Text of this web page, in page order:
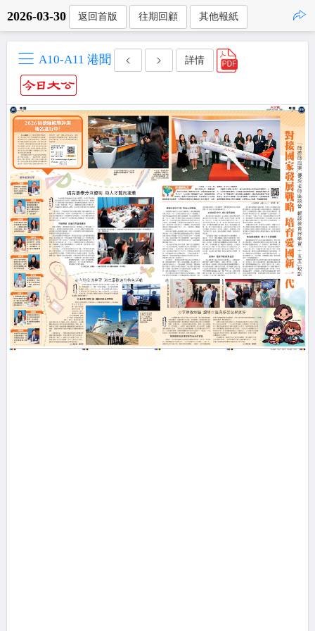
2026-03-30 返回首版 往期回顧 其他報紙
A10-A11 港聞 詳情
點擊複製